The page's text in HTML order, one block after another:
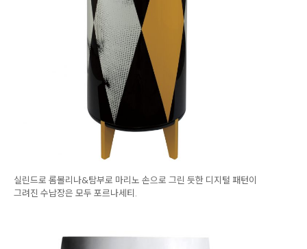
실린드로 롬볼리나&탐부로 마리노 손으로 그린 듯한 디지털 패턴이
그려진 수납장은 모두 포르나세티.